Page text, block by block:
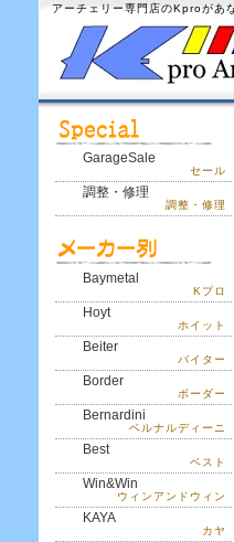
アーチェリー専門店のKproがあ
GarageSale
セール
調整・修理
調整・修理
Baymetal
Kプロ
Hoyt
ホイット
Beiter
バイター
Border
ボーダー
Bernardini
ベルナルディーニ
Best
ベスト
Win&Win
ウィンアンドウィン
KAYA
カヤ